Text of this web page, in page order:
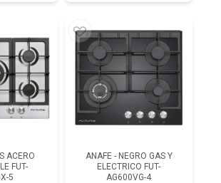
ACERO
FUT-
5
ANAFE - NEGRO GAS Y
ELECTRICO FUT-
AG600VG-4